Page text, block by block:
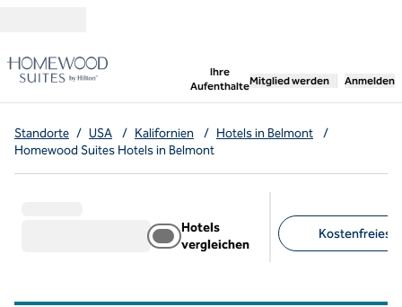
Ihre
Aufenthalte
,öffnet neue
Mitglied werden Anmelden
Standorte / USA / Kalifornien / Hotels in Belmont
/
Homewood Suites Hotels in Belmont
Hotels
vergleichen
Kostenfreies